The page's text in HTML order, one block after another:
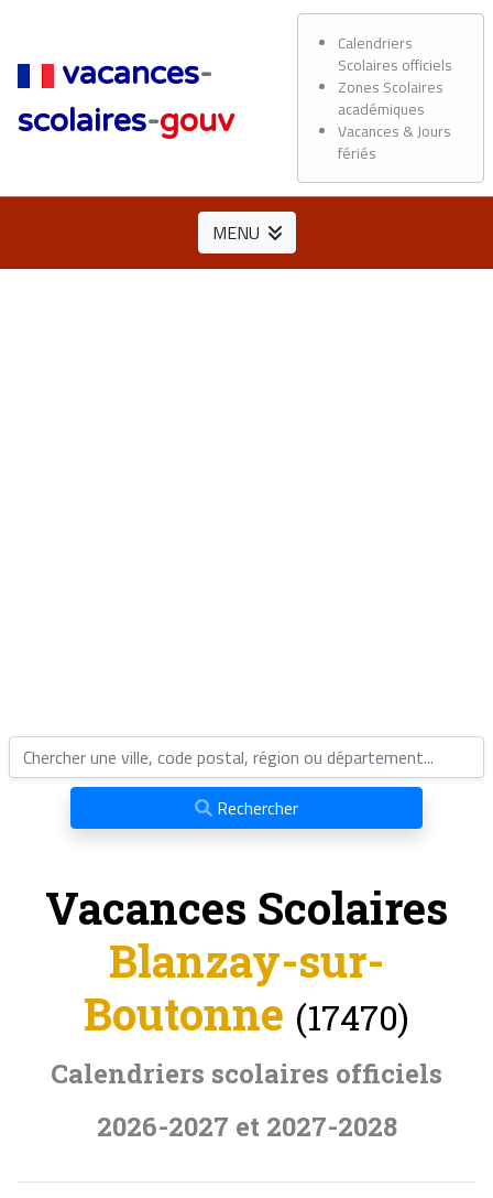
vacances-
scolaires-gouv
Calendriers
Scolaires officiels
Zones Scolaires
académiques
Vacances & Jours
fériés
MENU
Rechercher
Vacances Scolaires
Blanzay-sur-
Boutonne (17470)
Calendriers scolaires officiels
2026-2027 et 2027-2028